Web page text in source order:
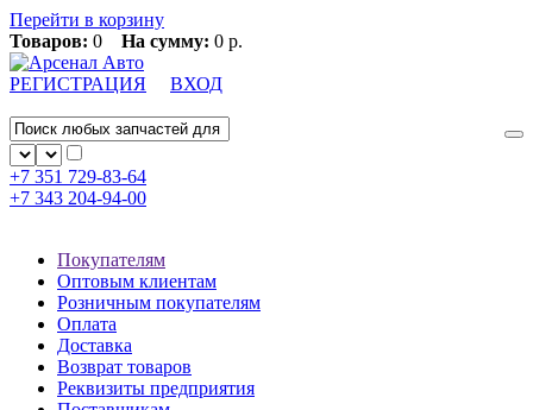
Перейти в корзину
Товаров: 0 На сумму: 0 р.
РЕГИСТРАЦИЯ ВХОД
+7 351 729-83-64
+7 343 204-94-00
Покупателям
Оптовым клиентам
Розничным покупателям
Оплата
Доставка
Возврат товаров
Реквизиты предприятия